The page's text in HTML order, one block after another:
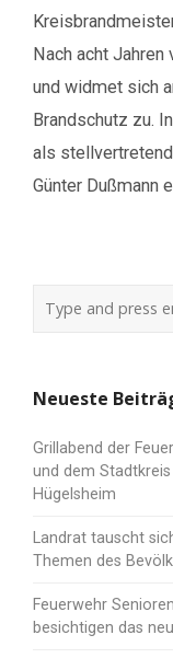
Nach acht
und widmet sich
Brandschutz zu.
als
Günter Dußmann
Neueste
Grillabend der
und dem
Hügelsheim
Landrat tauscht
Themen des
Feuerwehr
besichtigen das